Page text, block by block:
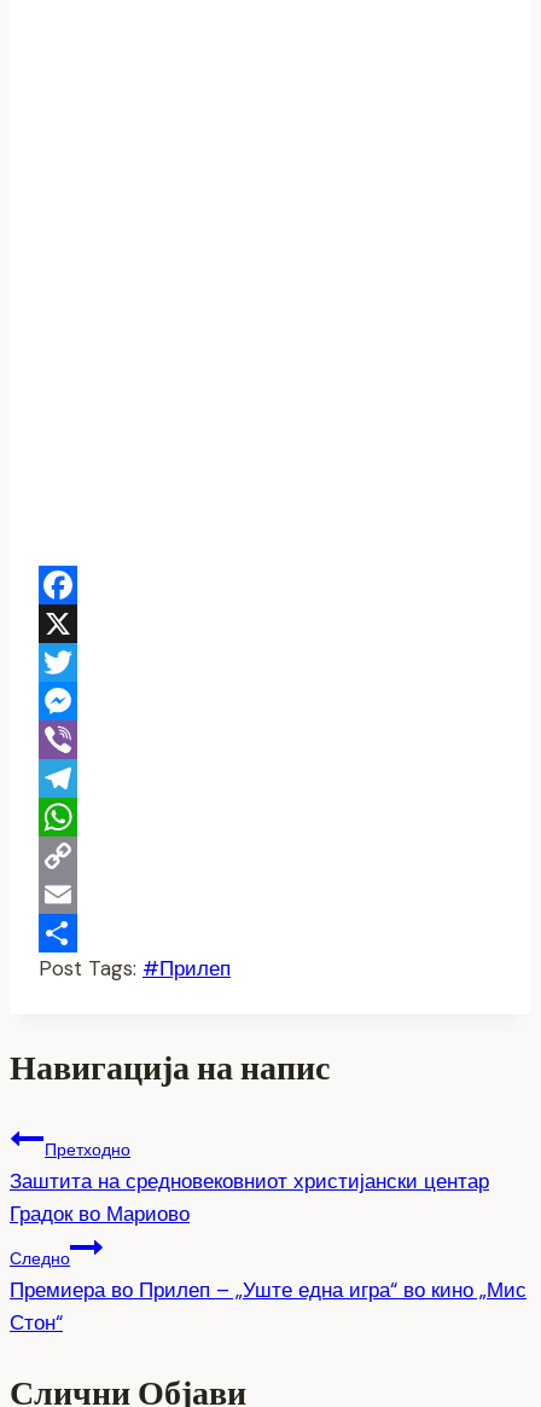
Facebook
X
Twitter
Messenger
Viber
Telegram
WhatsApp
Copy
Link
Email
Share
Post Tags: #Прилеп
Навигација на напис
Претходно
Заштита на средновековниот христијански центар
Градок во Мариово
Следно
Премиера во Прилеп – „Уште една игра“ во кино „Мис
Стон“
Слични Објави